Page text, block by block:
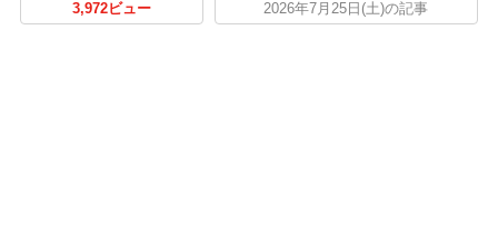
3,972ビュー 2026年7月25日(土)の記事